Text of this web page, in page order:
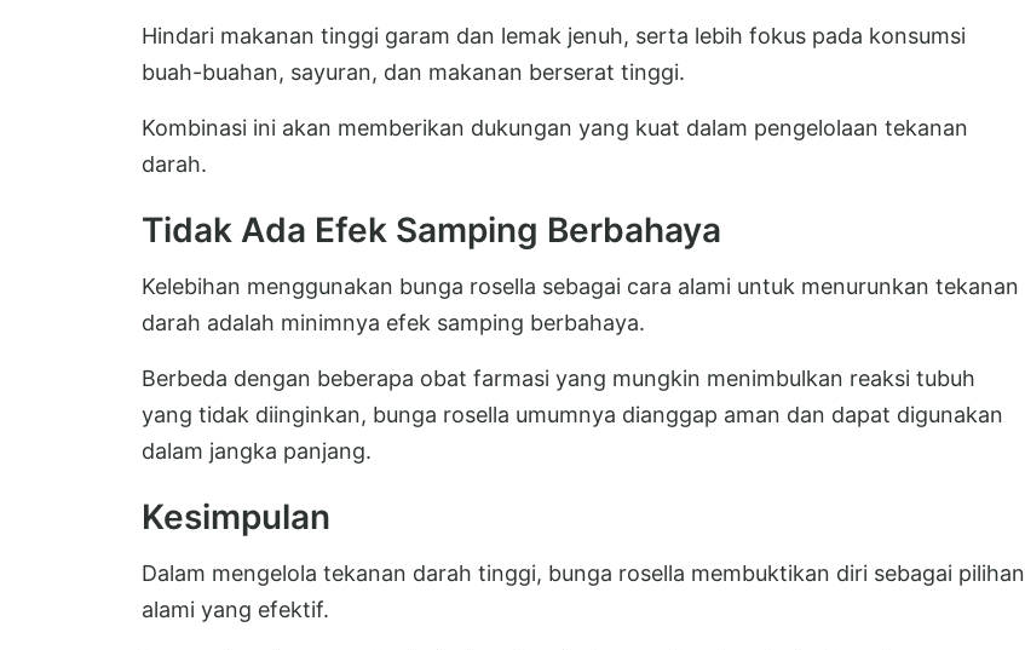
Hindari makanan tinggi garam dan lemak jenuh, serta lebih fokus pada konsumsi
buah-buahan, sayuran, dan makanan berserat tinggi.
Kombinasi ini akan memberikan dukungan yang kuat dalam pengelolaan tekanan
darah.
Tidak Ada Efek Samping Berbahaya
Kelebihan menggunakan bunga rosella sebagai cara alami untuk menurunkan tekanan
darah adalah minimnya efek samping berbahaya.
Berbeda dengan beberapa obat farmasi yang mungkin menimbulkan reaksi tubuh
yang tidak diinginkan, bunga rosella umumnya dianggap aman dan dapat digunakan
dalam jangka panjang.
Kesimpulan
Dalam mengelola tekanan darah tinggi, bunga rosella membuktikan diri sebagai pilihan
alami yang efektif.